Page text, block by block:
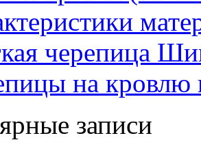
черепица
на кровлю
записи